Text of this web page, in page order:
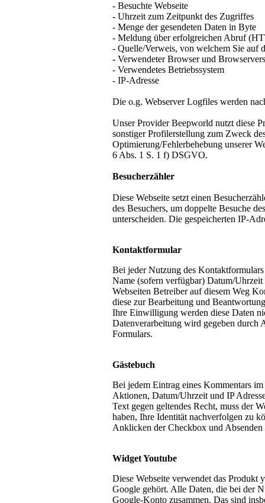
- Besuchte Webseite
- Uhrzeit zum Zeitpunkt des Zugriffes
- Menge der gesendeten Daten in Byte
- Meldung über erfolgreichen Abruf
- Quelle/Verweis, von welchem Sie auf
- Verwendeter Browser und
- Verwendetes Betriebssystem
- IP-Adresse
Die o.g. Webserver Logfiles werden
Unser Provider Beepworld nutzt diese
sonstiger Profilerstellung zum Zweck
Optimierung/Fehlerbehebung unserer
6 Abs. 1 S. 1 f) DSGVO.
Besucherzähler
Diese Webseite setzt einen
des Besuchers, um doppelte Besuche
unterscheiden. Die gespeicherten IP-
Kontaktformular
Bei jeder Nutzung des
Name (sofern verfügbar) Datum/
Webseiten Betreiber auf diesem Weg
diese zur Bearbeitung und
Ihre Einwilligung werden diese Daten
Datenverarbeitung wird gegeben durch
Formulars.
Gästebuch
Bei jedem Eintrag eines Kommentars
Aktionen, Datum/Uhrzeit und IP
Text gegen geltendes Recht, muss der
haben, Ihre Identität nachverfolgen zu
Anklicken der Checkbox und Absenden
Widget Youtube
Diese Webseite verwendet das Produkt
Google gehört. Alle Daten, die bei der
Google-Konto zusammen. Das sind